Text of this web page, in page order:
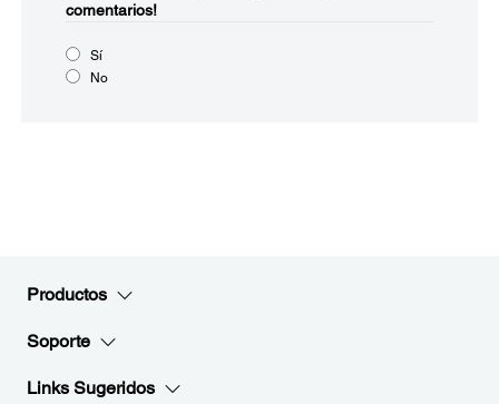
comentarios!
Sí
No
Productos
Soporte
Links Sugeridos